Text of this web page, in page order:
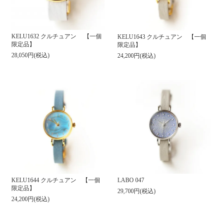
KELU1632 クルチュアン 【一個
限定品】
28,050円(税込)
KELU1643 クルチュアン 【一個
限定品】
24,200円(税込)
KELU1644 クルチュアン 【一個
限定品】
24,200円(税込)
LABO 047
29,700円(税込)